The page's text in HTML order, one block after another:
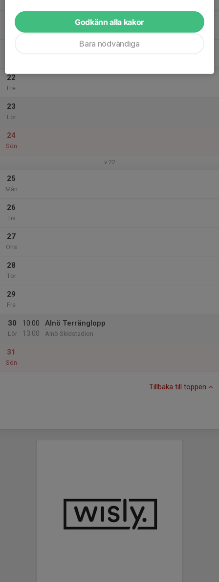
20
Ons
22
Fre
23
Lör
24
Sön
v.22
25
Mån
26
Tis
27
Ons
28
Tor
29
Fre
30
Lör
10:00
13:00
Alnö Terränglopp
Alnö Skidstadion
31
Sön
Tillbaka till toppen
Godkänn alla kakor
Bara nödvändiga